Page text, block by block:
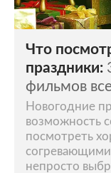
Что
праздники:
фильмов
Новогодние
возможность
посмотреть
непросто